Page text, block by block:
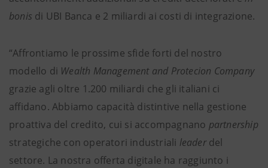
bonis di UBI Banca e 2 miliardi ai costi di integrazione.
“Affrontiamo le prossime sfide forti del nostro
modello di Wealth Management and Protecion Company
grazie agli oltre 1.200 miliardi che gli italiani ci
affidano. Abbiamo capacità distintive nella gestione
proattiva del credito, cui si accompagnano partnership
strategiche con operatori industriali leaderdel
settore. La nostra offerta digitale ha raggiunto i